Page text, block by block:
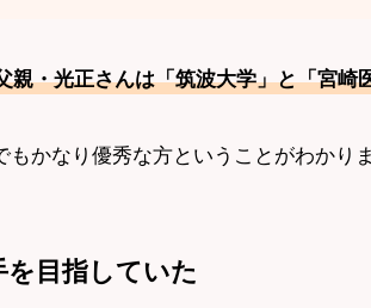
親・光正さんは「筑波大学」と「宮崎
もかなり優秀な方ということがわかり
目指していた